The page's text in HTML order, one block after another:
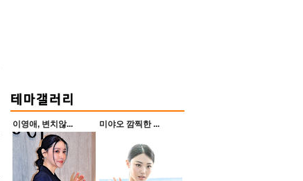
이영애, 변치않... 미야오 깜찍한 ...